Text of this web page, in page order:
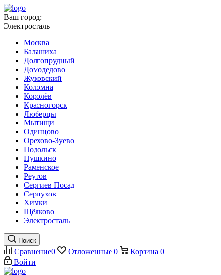
Ваш город:
Электросталь
Москва
Балашиха
Долгопрудный
Домодедово
Жуковский
Коломна
Королёв
Красногорск
Люберцы
Мытищи
Одинцово
Орехово-Зуево
Подольск
Пушкино
Раменское
Реутов
Сергиев Посад
Серпухов
Химки
Щёлково
Электросталь
Поиск
Сравнение0 Отложенные 0 Корзина 0
Войти